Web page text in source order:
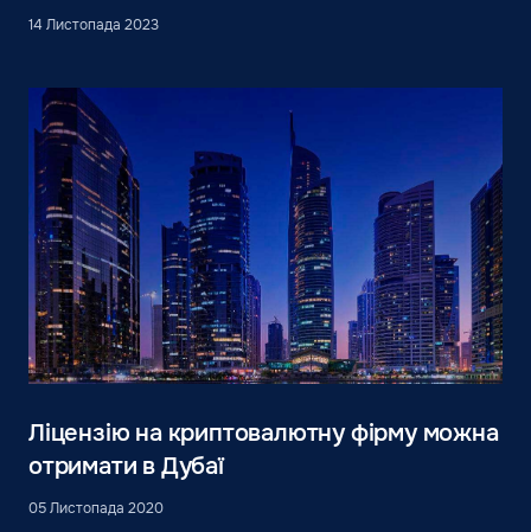
14 Листопада 2023
Ліцензію на криптовалютну фірму можна
отримати в Дубаї
05 Листопада 2020